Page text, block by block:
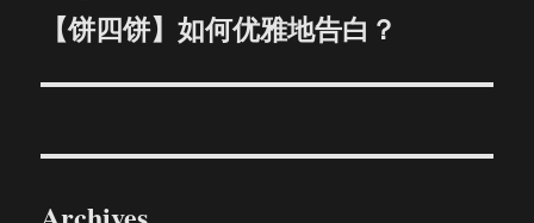
文
【饼四饼】如何优雅地告白？